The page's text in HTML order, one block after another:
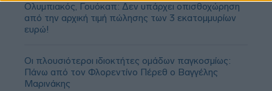
Ολυμπιακός, Γουόκαπ: Δεν υπάρχει οπισθοχώρηση
από την αρχική τιμή πώλησης των 3 εκατομμυρίων
ευρώ!
Οι πλουσιότεροι ιδιοκτήτες ομάδων παγκοσμίως:
Πάνω από τον Φλορεντίνο Πέρεθ ο Βαγγέλης
Μαρινάκης